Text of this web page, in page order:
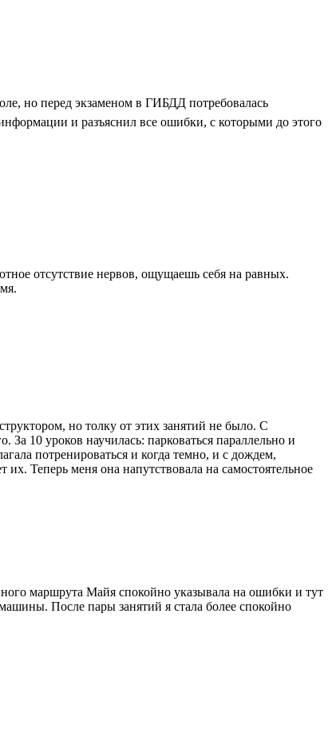
но перед экзаменом в ГИБДД потребовалась
и разъяснил все ошибки, с которыми до этого
отсутствие нервов, ощущаешь себя на равных.
но толку от этих занятий не было. С
За 10 уроков научилась: парковаться параллельно и
потренироваться и когда темно, и с дождем,
Теперь меня она напутствовала на самостоятельное
маршрута Майя спокойно указывала на ошибки и тут
После пары занятий я стала более спокойно